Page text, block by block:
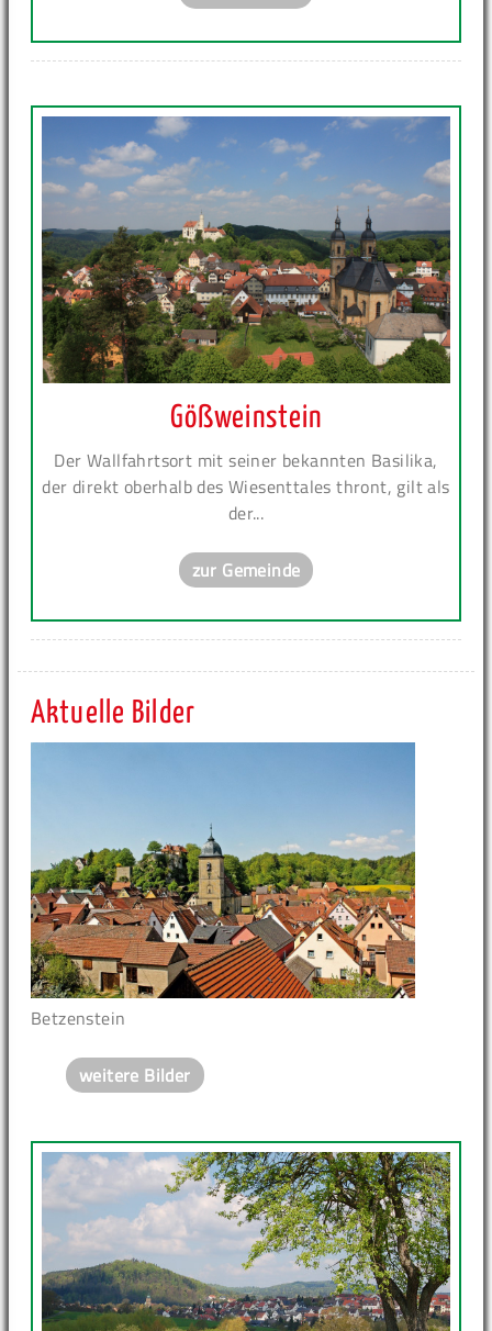
Gößweinstein
Der Wallfahrtsort mit seiner bekannten Basilika,
der direkt oberhalb des Wiesenttales thront, gilt als
der...
zur Gemeinde
Aktuelle Bilder
Betzenstein
weitere Bilder